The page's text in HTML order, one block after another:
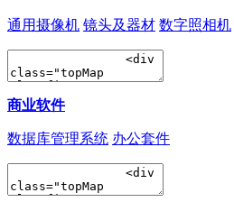
通用摄像机 镜头及器材 数字照相机
商业软件
数据库管理系统 办公套件